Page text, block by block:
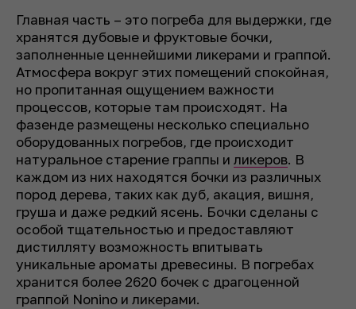
Главная часть – это погреба для выдержки, где
хранятся дубовые и фруктовые бочки,
заполненные ценнейшими ликерами и граппой.
Атмосфера вокруг этих помещений спокойная,
но пропитанная ощущением важности
процессов, которые там происходят. На
фазенде размещены несколько специально
оборудованных погребов, где происходит
натуральное старение граппы и ликеров. В
каждом из них находятся бочки из различных
пород дерева, таких как дуб, акация, вишня,
груша и даже редкий ясень. Бочки сделаны с
особой тщательностью и предоставляют
дистилляту возможность впитывать
уникальные ароматы древесины. В погребах
хранится более 2620 бочек с драгоценной
граппой Nonino и ликерами.